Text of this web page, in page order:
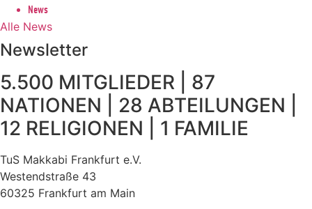
News
Alle News
Newsletter
5.500 MITGLIEDER | 87
NATIONEN | 28 ABTEILUNGEN |
12 RELIGIONEN | 1 FAMILIE
TuS Makkabi Frankfurt e.V.
Westendstraße 43
60325 Frankfurt am Main